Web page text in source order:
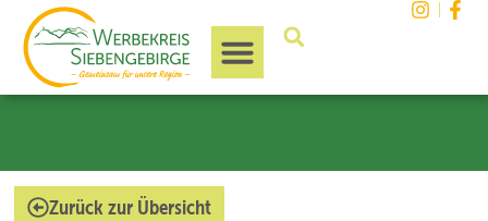
Zurück zur Übersicht